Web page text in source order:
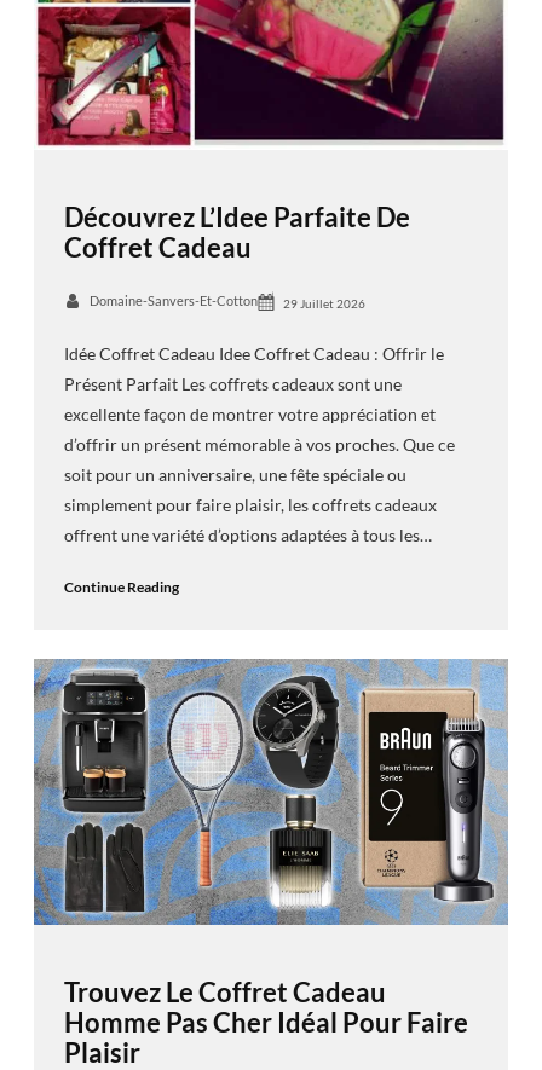
Découvrez L’Idee Parfaite De
Coffret Cadeau
Domaine-Sanvers-Et-Cotton 29 Juillet 2026
Idée Coffret Cadeau Idee Coffret Cadeau : Offrir le
Présent Parfait Les coffrets cadeaux sont une
excellente façon de montrer votre appréciation et
d’offrir un présent mémorable à vos proches. Que ce
soit pour un anniversaire, une fête spéciale ou
simplement pour faire plaisir, les coffrets cadeaux
offrent une variété d’options adaptées à tous les…
Continue Reading
Trouvez Le Coffret Cadeau
Homme Pas Cher Idéal Pour Faire
Plaisir